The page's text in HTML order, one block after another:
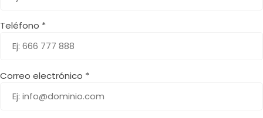
Teléfono *
Correo electrónico *